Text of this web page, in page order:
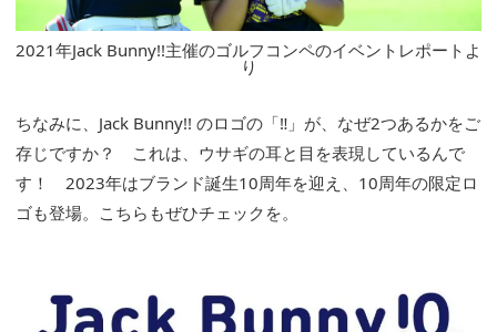
2021年Jack Bunny!!主催のゴルフコンペのイベントレポートよ
り
ちなみに、Jack Bunny!! のロゴの「‼」が、なぜ2つあるかをご
存じですか？ これは、ウサギの耳と目を表現しているんで
す！ 2023年はブランド誕生10周年を迎え、10周年の限定ロ
ゴも登場。こちらもぜひチェックを。